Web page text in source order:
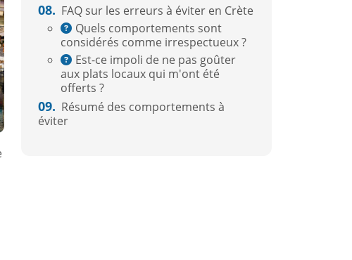
08. FAQ sur les erreurs à éviter en Crète
Quels comportements sont
considérés comme irrespectueux ?
Est-ce impoli de ne pas goûter
aux plats locaux qui m'ont été
offerts ?
09. Résumé des comportements à
éviter